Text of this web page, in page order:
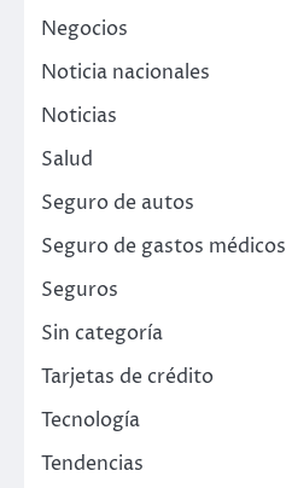
Negocios
Noticia nacionales
Noticias
Salud
Seguro de autos
Seguro de gastos médicos
Seguros
Sin categoría
Tarjetas de crédito
Tecnología
Tendencias